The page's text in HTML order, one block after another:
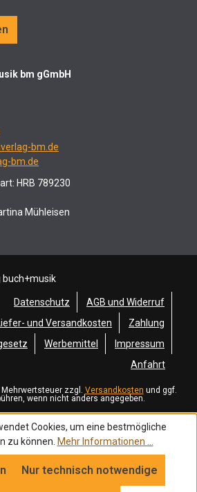
bm gGmbH
bm.de
bm.de
HRB 789230
Mühleisen
Datenschutz
AGB und Widerruf
und Versandkosten
Zahlung
Werbemittel
Impressum
Anfahrt
zzgl. Versandkosten und ggf.
wenn nicht anders angegeben.
Cookies, um eine bestmögliche
zu können. Mehr Informationen ...
Nur technisch notwendige